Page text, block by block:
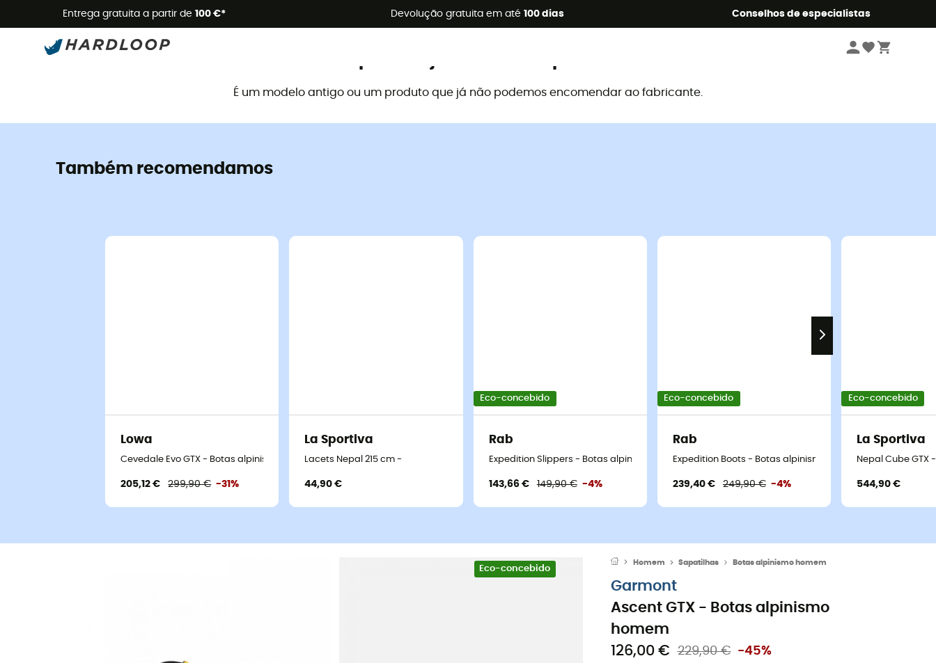
Entrega gratuita a partir de 100 €* Devolução gratuita em até 100 dias Conselhos de especialistas
Promoções de verão 🔥 -5% EXTRA a partir de 2 produtos* com o código Summer5
É um modelo antigo ou um produto que já não podemos encomendar ao fabricante.
Também recomendamos
Lowa
Cevedale Evo GTX - Botas alpinismo homem
205,12 € 299,90 € -31%
La Sportiva
Lacets Nepal 215 cm -
44,90 €
Eco-concebido
Rab
Expedition Slippers - Botas alpinismo homem
143,66 € 149,90 € -4%
Eco-concebido
Rab
Expedition Boots - Botas alpinismo homem
239,40 € 249,90 € -4%
Eco-concebido
La Sportiva
Nepal Cube GTX
544,90 €
Eco-concebido
Homem Sapatilhas Botas alpinismo homem
Garmont
Ascent GTX - Botas alpinismo
homem
126,00 €
229,90 € -45%